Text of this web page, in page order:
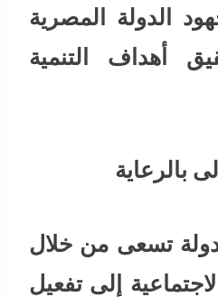
الدولة المصرية
أهداف التنمية
بالرعاية
تسعى من خلال
إلى تفعيل